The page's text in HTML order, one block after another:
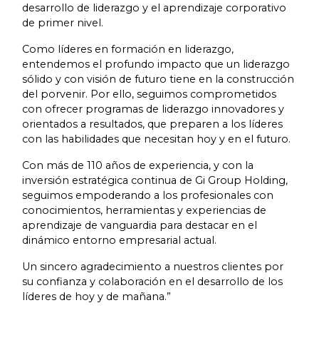
desarrollo de liderazgo y el aprendizaje corporativo
de primer nivel.
Como líderes en formación en liderazgo,
entendemos el profundo impacto que un liderazgo
sólido y con visión de futuro tiene en la construcción
del porvenir. Por ello, seguimos comprometidos
con ofrecer programas de liderazgo innovadores y
orientados a resultados, que preparen a los líderes
con las habilidades que necesitan hoy y en el futuro.
Con más de 110 años de experiencia, y con la
inversión estratégica continua de Gi Group Holding,
seguimos empoderando a los profesionales con
conocimientos, herramientas y experiencias de
aprendizaje de vanguardia para destacar en el
dinámico entorno empresarial actual.
Un sincero agradecimiento a nuestros clientes por
su confianza y colaboración en el desarrollo de los
líderes de hoy y de mañana.”